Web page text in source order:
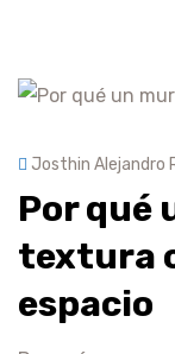
Josthin Alejandro
Por qué
textura
espacio